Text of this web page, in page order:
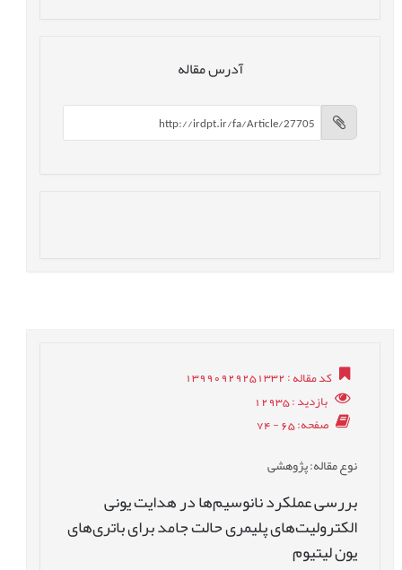
آدرس مقاله
کد مقاله: 13990929251332
بازدید: 12935
صفحه: 65 - 74
نوع مقاله: پژوهشی
بررسی عملکرد نانوسیم‌ها در هدایت یونی
الکترولیت‌های پلیمری حالت جامد برای باتری‌های
یون لیتیوم